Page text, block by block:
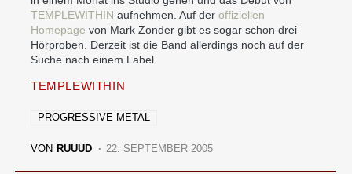
TEMPLEWITHIN aufnehmen. Auf der offiziellen
Homepage von Mark Zonder gibt es sogar schon drei
Hörproben. Derzeit ist die Band allerdings noch auf der
Suche nach einem Label.
TEMPLEWITHIN
PROGRESSIVE METAL
VON RUUUD 22. SEPTEMBER 2005